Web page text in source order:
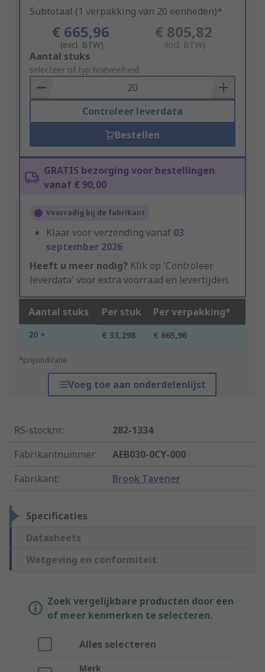
Subtotaal (1 verpakking van 20 eenheden)*
€ 665,96
(excl. BTW)
€ 805,82
(incl. BTW)
Add
to
Basket
Aantal stuks
selecteer of typ hoeveelheid
Controleer leverdata
Bestellen
GRATIS bezorging voor bestellingen
vanaf € 90,00
Voorradig bij de fabrikant
Klaar voor verzending vanaf 03
september 2026
Heeft u meer nodig? Klik op 'Controleer
leverdata' voor extra voorraad en levertijden.
Aantal stuks Per stuk Per verpakking*
20 + € 33,298 € 665,96
*prijsindicatie
Voeg toe aan onderdelenlijst
RS-stocknr.:
282-1334
Fabrikantnummer:
AEB030-0CY-000
Fabrikant: Brook Tavener
Specificaties
Datasheets
Wetgeving en conformiteit
Zoek vergelijkbare producten door een
of meer kenmerken te selecteren.
Alles selecteren
Merk